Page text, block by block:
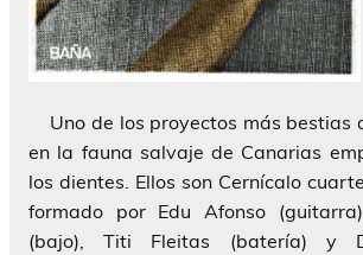
Uno de los proyectos más bestias
en la fauna salvaje de Canarias
los dientes. Ellos son Cernícalo
formado por Edu Afonso
(bajo), Titi Fleitas (batería) y